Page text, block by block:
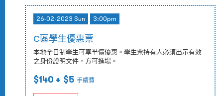
26-02-2023 Sun 3:00pm
C區學生優惠票
本地全日制學生可享半價優惠。學生票持有人必須出示有效
之身份證明文件，方可進場。
$140 + $5 手續費